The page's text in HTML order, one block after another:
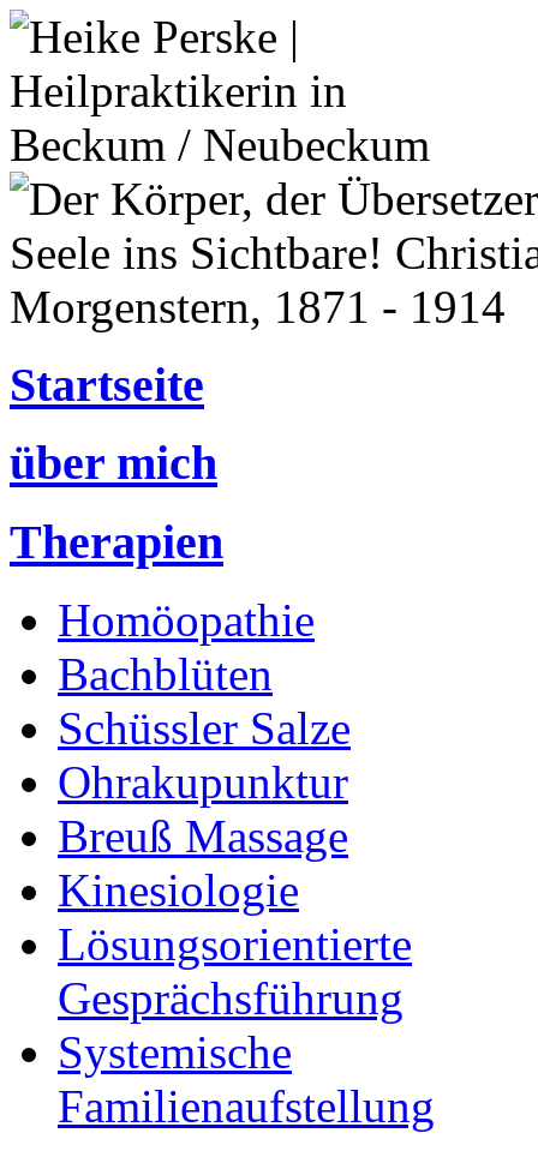
Startseite
über mich
Therapien
Homöopathie
Bachblüten
Schüssler Salze
Ohrakupunktur
Breuß Massage
Kinesiologie
Lösungsorientierte
Gesprächsführung
Systemische
Familienaufstellung